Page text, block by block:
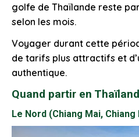
golfe de Thaïlande reste
selon les mois.
Voyager durant cette
de tarifs plus attractifs et
authentique.
Quand partir en
Le Nord (Chiang Mai, Chiang